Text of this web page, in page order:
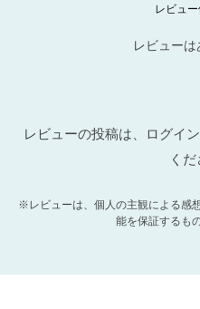
レビュ
レビューは
レビューの投稿は、ログイ
くだ
※レビューは、個人の主観による感
能を保証するも